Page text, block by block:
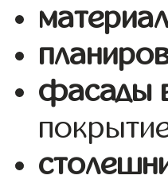
фасады